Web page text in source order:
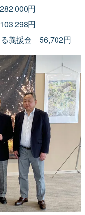
円
円
る義援金 56,702円